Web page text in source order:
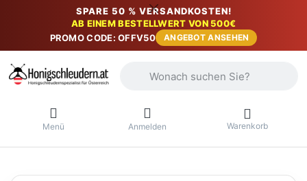
SPARE 50 % VERSANDKOSTEN!
AB EINEM BESTELLWERT VON 500€
PROMO CODE: OFFV50
ANGEBOT ANSEHEN
Menü Anmelden Warenkorb